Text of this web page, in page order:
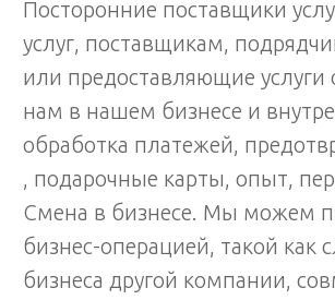
Посторонние поставщики
услуг, поставщикам,
или предоставляющие
нам в нашем бизнесе и
обработка платежей,
, подарочные карты, опыт,
Смена в бизнесе. Мы можем
бизнес-операцией, такой как
бизнеса другой компании,